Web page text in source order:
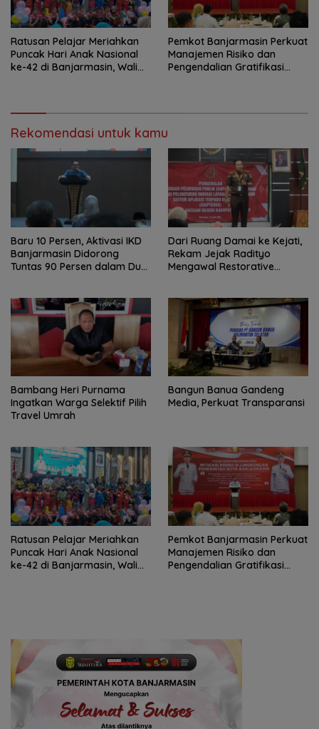
Ratusan Pelajar Meriahkan
Puncak Hari Anak Nasional
ke-42 di Banjarmasin, Wali
Pemkot Banjarmasin Perkuat
Manajemen Risiko dan
Pengendalian Gratifikasi
Rekomendasi untuk kamu
Baru 10 Persen, Aktivasi IKD
Banjarmasin Didorong
Tuntas 90 Persen dalam Dua
Dari Ruang Damai ke Kejati,
Rekam Jejak Radityo
Mengawal Restorative
Bambang Heri Purnama
Ingatkan Warga Selektif Pilih
Travel Umrah
Bangun Banua Gandeng
Media, Perkuat Transparansi
Ratusan Pelajar Meriahkan
Puncak Hari Anak Nasional
ke-42 di Banjarmasin, Wali
Pemkot Banjarmasin Perkuat
Manajemen Risiko dan
Pengendalian Gratifikasi